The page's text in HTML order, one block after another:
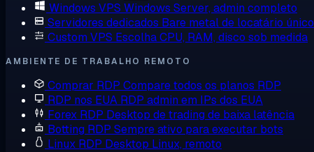
Windows VPS Windows Server, admin completo
Servidores dedicados Bare metal de locatário único
Custom VPS Escolha CPU, RAM, disco sob medida
AMBIENTE DE TRABALHO REMOTO
Comprar RDP Compare todos os planos RDP
RDP nos EUA RDP admin em IPs dos EUA
Forex RDP Desktop de trading de baixa latência
Botting RDP Sempre ativo para executar bots
Linux RDP Desktop Linux, remoto